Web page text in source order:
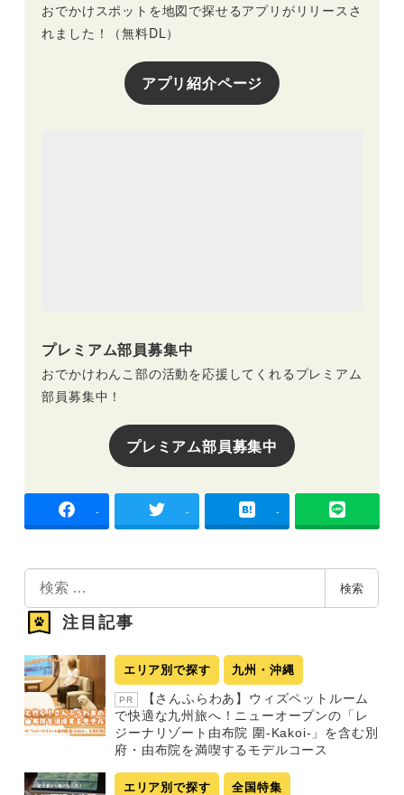
おでかけスポットを地図で探せるアプリがリリースさ
れました！（無料DL）
アプリ紹介ページ
プレミアム部員募集中
おでかけわんこ部の活動を応援してくれるプレミアム
部員募集中！
プレミアム部員募集中
- - -
索
検索
注目記事
エリア別で探す 九州・沖縄
PR
【さんふらわあ】ウィズペットルーム
で快適な九州旅へ！ニューオープンの「レ
ジーナリゾート由布院 圍-Kakoi-」を含む別
府・由布院を満喫するモデルコース
エリア別で探す 全国特集